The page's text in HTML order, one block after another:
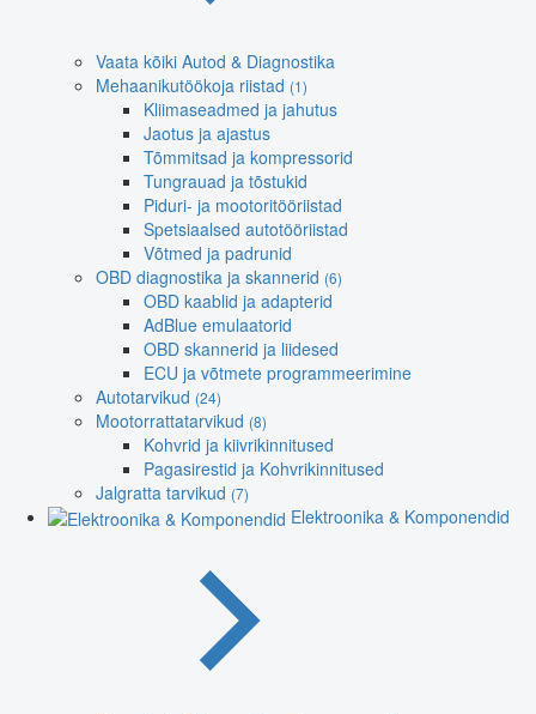
Vaata kõiki Autod & Diagnostika
Mehaanikutöökoja riistad (1)
Kliimaseadmed ja jahutus
Jaotus ja ajastus
Tõmmitsad ja kompressorid
Tungrauad ja tõstukid
Piduri- ja mootoritööriistad
Spetsiaalsed autotööriistad
Võtmed ja padrunid
OBD diagnostika ja skannerid (6)
OBD kaablid ja adapterid
AdBlue emulaatorid
OBD skannerid ja liidesed
ECU ja võtmete programmeerimine
Autotarvikud (24)
Mootorrattatarvikud (8)
Kohvrid ja kiivrikinnitused
Pagasirestid ja Kohvrikinnitused
Jalgratta tarvikud (7)
Elektroonika & Komponendid